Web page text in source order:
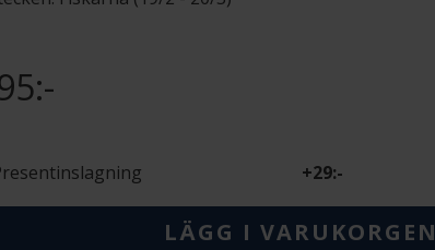
+29:-
LÄGG I VARUKORGEN